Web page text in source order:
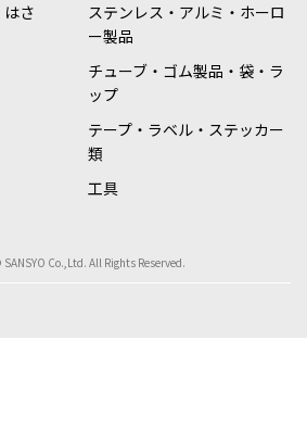
さ
ステンレス・アルミ・ホーロ
ー製品
チューブ・ゴム製品・袋・ラ
ップ
テープ・ラベル・ステッカー
類
工具
Co.,Ltd. All Rights Reserved.